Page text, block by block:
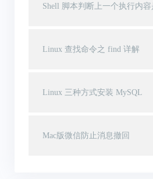
Shell 脚本判断上一个执行内
Linux 查找命令之 find 详解
Linux 三种方式安装 MySQL
Mac版微信防止消息撤回